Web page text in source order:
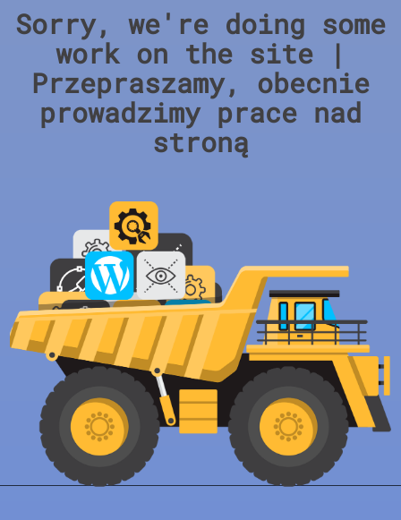
Sorry, we're doing some
work on the site |
Przepraszamy, obecnie
prowadzimy prace nad
stroną